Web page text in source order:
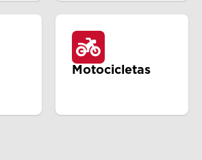
Motocicletas